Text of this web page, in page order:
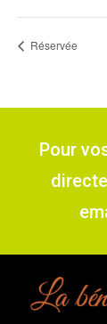
Réservée
Pour